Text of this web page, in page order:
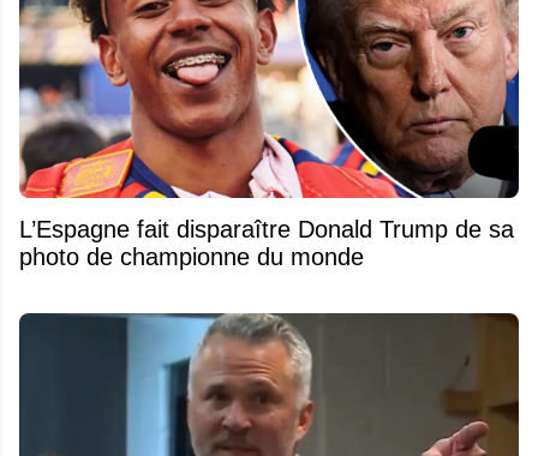
L’Espagne fait disparaître Donald Trump de sa
photo de championne du monde